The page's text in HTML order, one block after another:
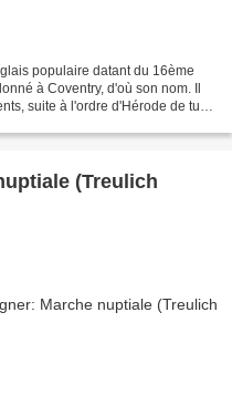
populaire datant du 16ème
à Coventry, d'où son nom. Il
suite à l'ordre d'Hérode de tuer
(Treulich